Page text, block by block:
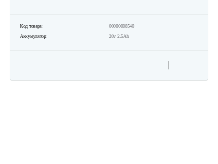
Код товара:
00000008540
Аккумулятор:
20v 2.5Ah